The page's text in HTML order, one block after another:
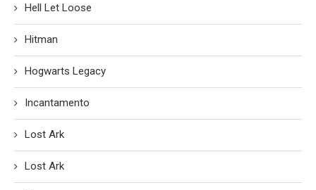
Hell Let Loose
Hitman
Hogwarts Legacy
Incantamento
Lost Ark
Lost Ark